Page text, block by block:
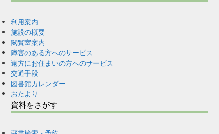
利用案内
施設の概要
閲覧室案内
障害のある方へのサービス
遠方にお住まいの方へのサービス
交通手段
図書館カレンダー
おたより
資料をさがす